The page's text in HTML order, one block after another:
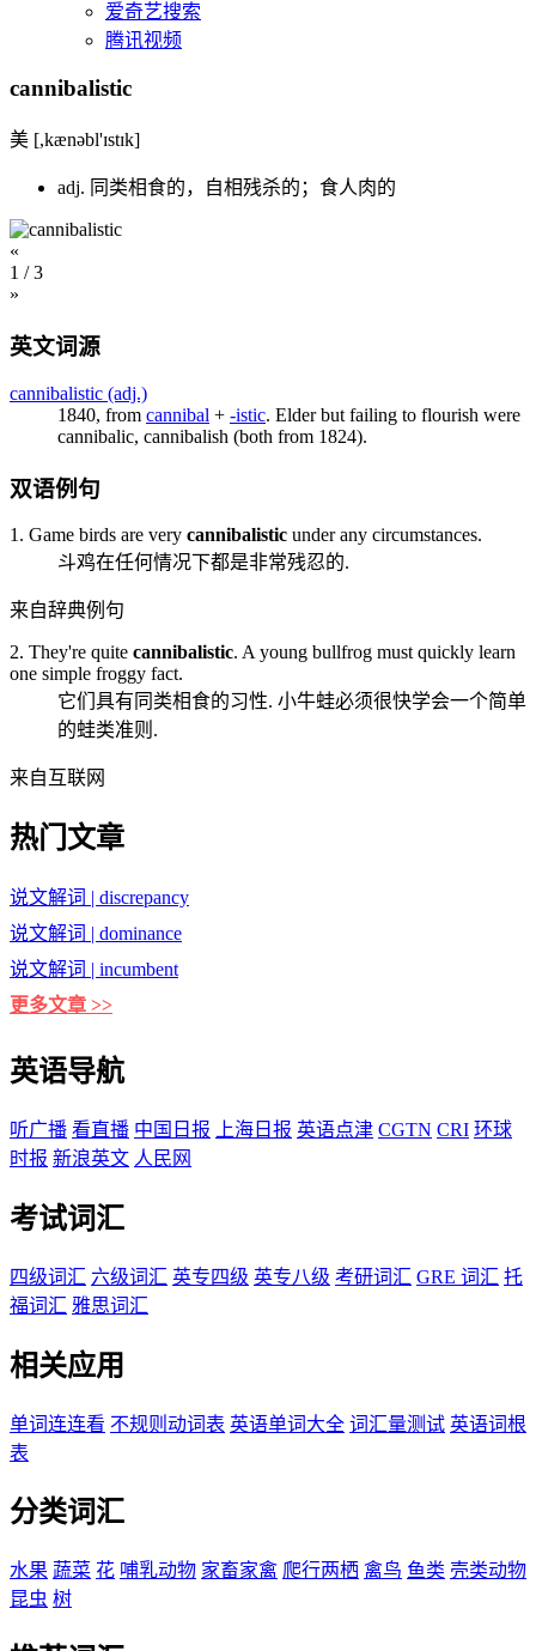
爱奇艺搜索
腾讯视频
cannibalistic
美 [,kænəbl'ɪstɪk]
adj. 同类相食的，自相残杀的；食人肉的
«
1 / 3
»
英文词源
cannibalistic (adj.)
1840, from cannibal + -istic. Elder but failing to flourish were
cannibalic, cannibalish (both from 1824).
双语例句
1. Game birds are very cannibalistic under any circumstances.
斗鸡在任何情况下都是非常残忍的.
来自辞典例句
2. They're quite cannibalistic. A young bullfrog must quickly learn
one simple froggy fact.
它们具有同类相食的习性. 小牛蛙必须很快学会一个简单
的蛙类准则.
来自互联网
热门文章
说文解词 | discrepancy
说文解词 | dominance
说文解词 | incumbent
更多文章 >>
英语导航
听广播 看直播 中国日报 上海日报 英语点津 CGTN CRI 环球
时报 新浪英文 人民网
考试词汇
四级词汇 六级词汇 英专四级 英专八级 考研词汇 GRE 词汇 托
福词汇 雅思词汇
相关应用
单词连连看 不规则动词表 英语单词大全 词汇量测试 英语词根
表
分类词汇
水果 蔬菜 花 哺乳动物 家畜家禽 爬行两栖 禽鸟 鱼类 壳类动物
昆虫 树